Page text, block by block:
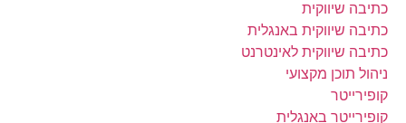
כתיבה שיווקית
כתיבה שיווקית באנגלית
כתיבה שיווקית לאינטרנט
ניהול תוכן מקצועי
קופירייטר
קופירייטר באנגלית